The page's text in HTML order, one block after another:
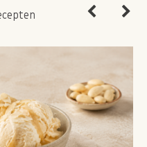
en meng goed door.
drank. Lekker en het
gevoel!